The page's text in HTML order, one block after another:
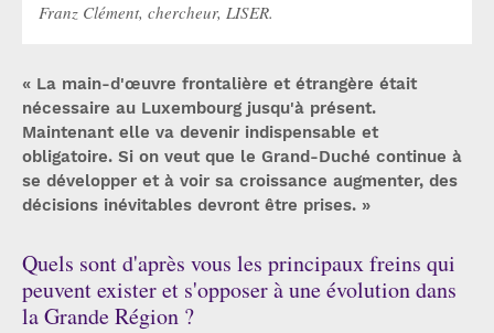
Franz Clément, chercheur, LISER.
« La main-d'œuvre frontalière et étrangère était
nécessaire au Luxembourg jusqu'à présent.
Maintenant elle va devenir indispensable et
obligatoire. Si on veut que le Grand-Duché continue à
se développer et à voir sa croissance augmenter, des
décisions inévitables devront être prises. »
Quels sont d'après vous les principaux freins qui
peuvent exister et s'opposer à une évolution dans
la Grande Région ?